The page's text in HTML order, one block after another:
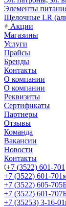
Элементы
Щелочные LR
Акции
Магазины
Услуги
Прайсы
Бренды
Контакты
О компании
О компании
Реквизиты
Сертификаты
Партнеры
Отзывы
Команда
Вакансии
Новости
Контакты
+7 (3522) 601-701
+7 (3522) 601-701
+7 (3522) 605-705
+7 (3522) 601-707
+7 (35253) 3-16-01